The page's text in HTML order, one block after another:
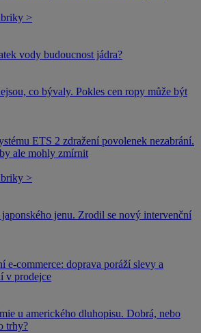
>
vody budoucnost jádra?
co bývaly. Pokles cen ropy může být
ETS 2 zdražení povolenek nezabrání.
ale mohly zmírnit
>
japonského jenu. Zrodil se nový intervenční
e-commerce: doprava poráží slevy a
v prodejce
u amerického dluhopisu. Dobrá, nebo
trhy?